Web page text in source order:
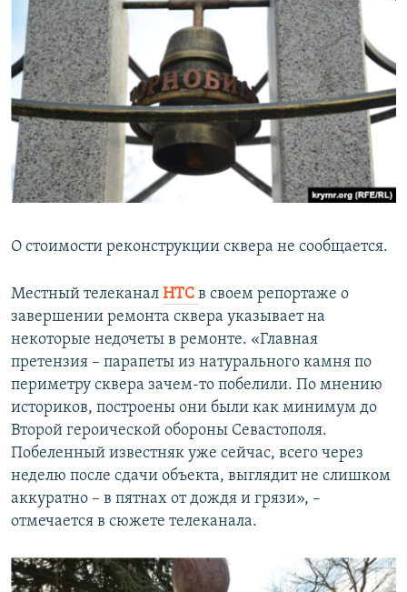
О стоимости реконструкции сквера не сообщается.
Местный телеканал НТС в своем репортаже о
завершении ремонта сквера указывает на
некоторые недочеты в ремонте. «Главная
претензия – парапеты из натурального камня по
периметру сквера зачем-то побелили. По мнению
историков, построены они были как минимум до
Второй героической обороны Севастополя.
Побеленный известняк уже сейчас, всего через
неделю после сдачи объекта, выглядит не слишком
аккуратно – в пятнах от дождя и грязи», –
отмечается в сюжете телеканала.